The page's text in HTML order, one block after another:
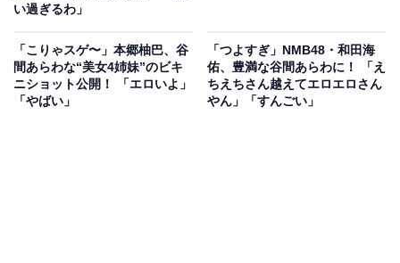
い過ぎるわ」
「こりゃスゲ〜」本郷柚巴、谷
間あらわな“美女4姉妹”のビキ
ニショット公開！ 「エロいよ」
「やばい」
「つよすぎ」NMB48・和田海
佑、豊満な谷間あらわに！ 「え
ちえちさん越えてエロエロさん
やん」「すんごい」